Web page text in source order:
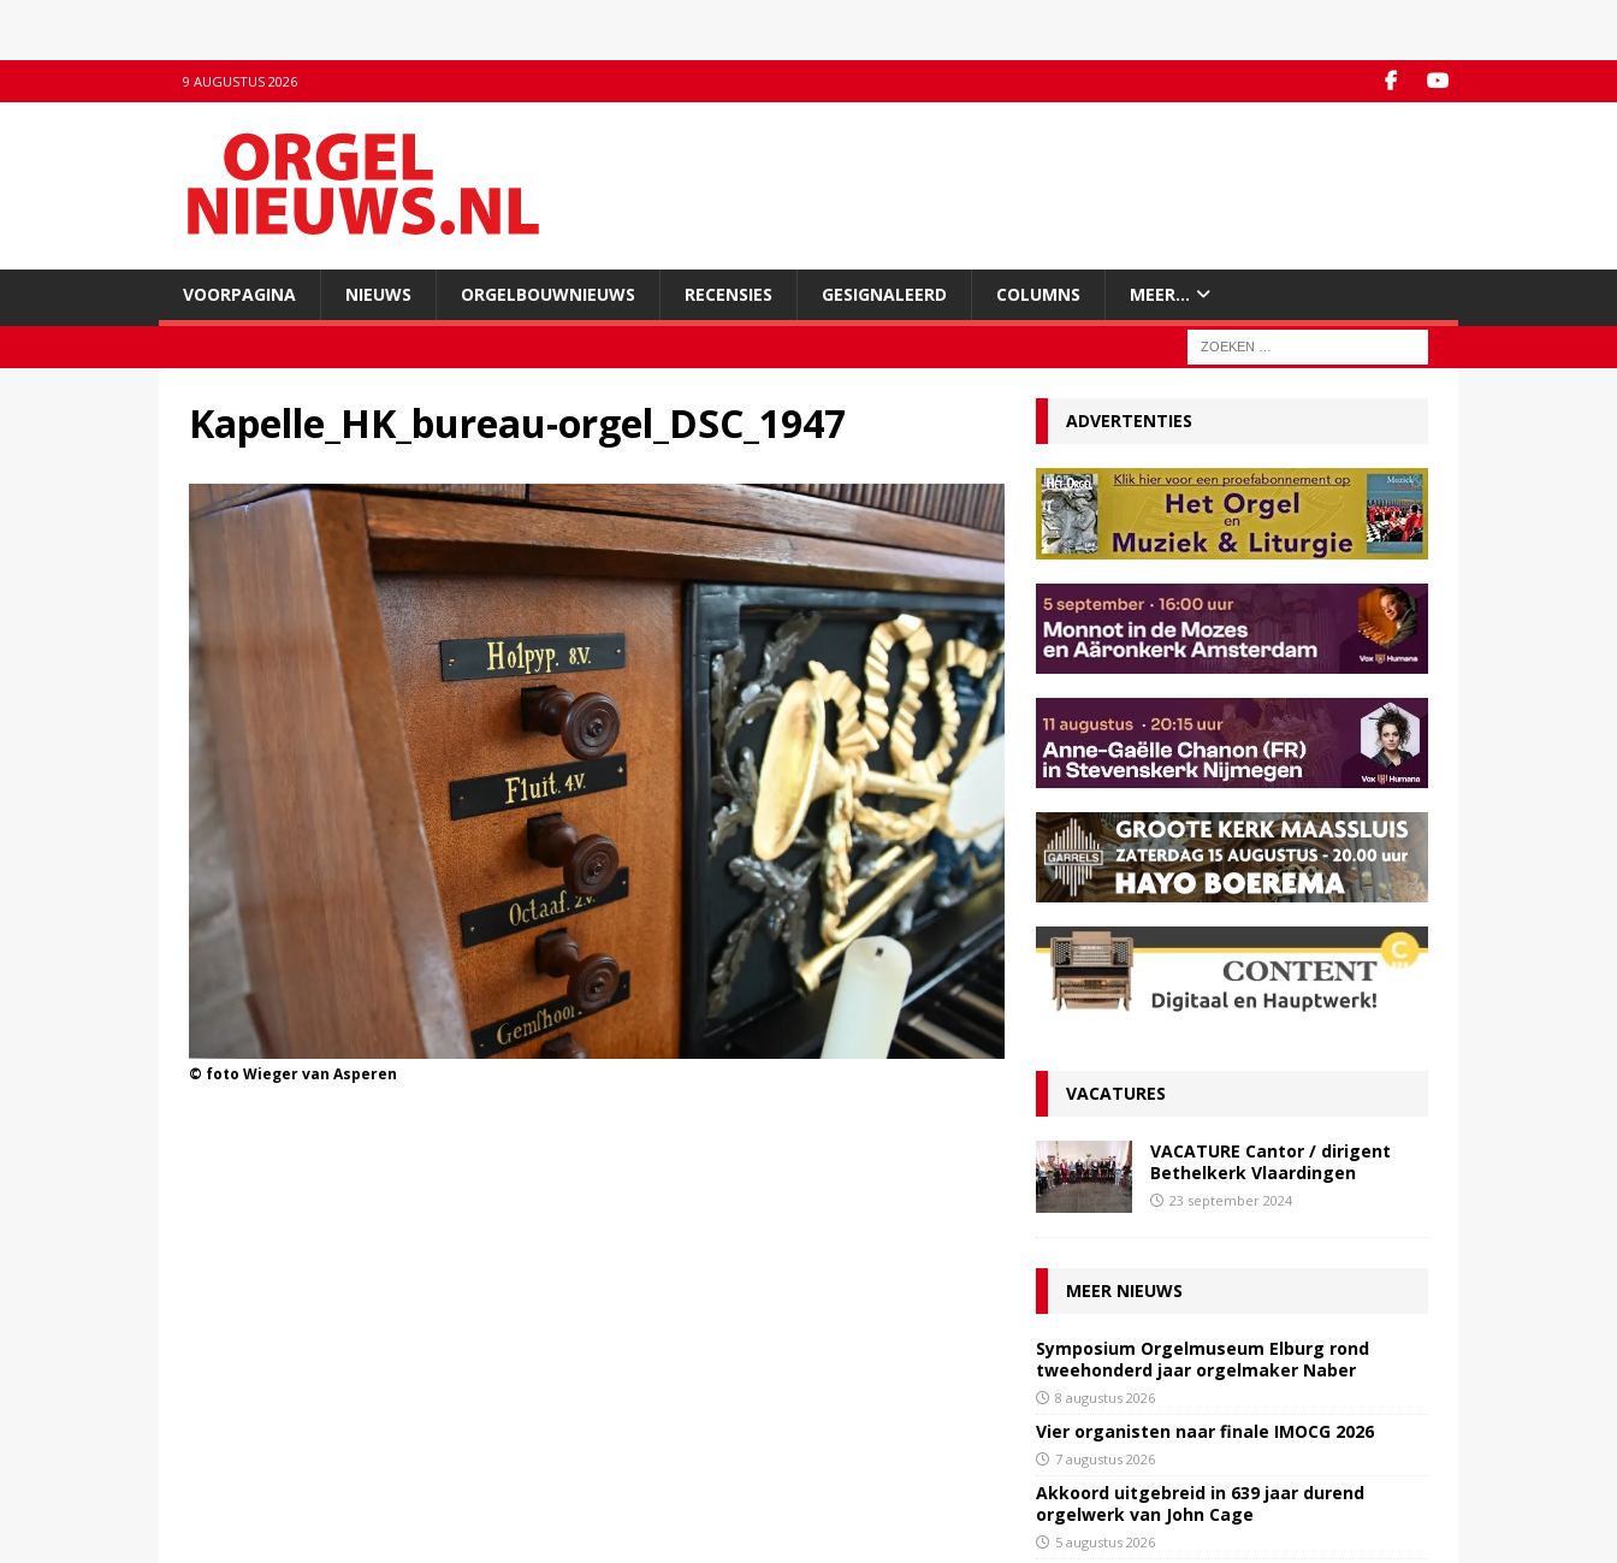
9 AUGUSTUS 2026
VOORPAGINA NIEUWS ORGELBOUWNIEUWS RECENSIES GESIGNALEERD COLUMNS MEER…
Kapelle_HK_bureau-orgel_DSC_1947
© foto Wieger van Asperen
ADVERTENTIES
VACATURES
VACATURE Cantor / dirigent
Bethelkerk Vlaardingen
23 september 2024
MEER NIEUWS
Symposium Orgelmuseum Elburg rond
tweehonderd jaar orgelmaker Naber
8 augustus 2026
Vier organisten naar finale IMOCG 2026
7 augustus 2026
Akkoord uitgebreid in 639 jaar durend
orgelwerk van John Cage
5 augustus 2026